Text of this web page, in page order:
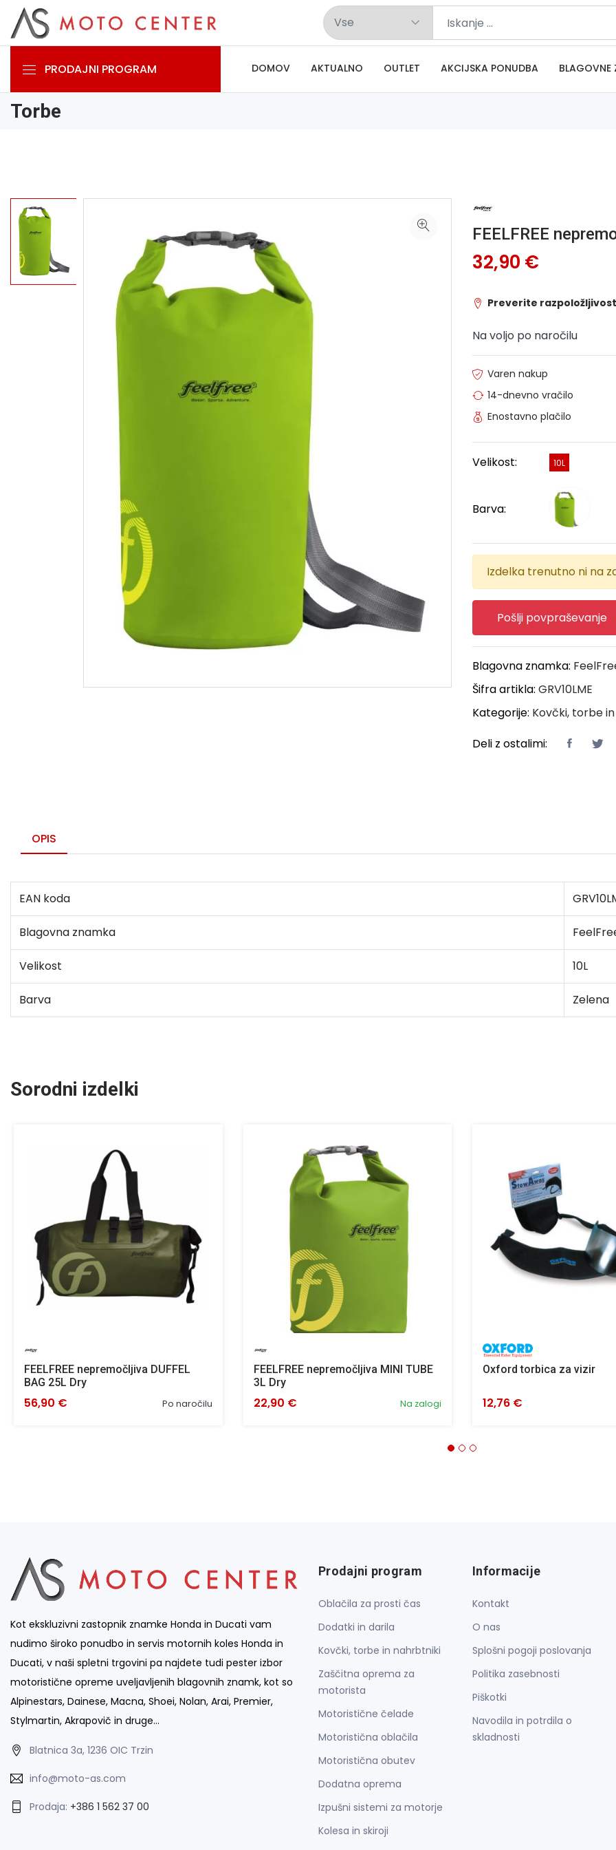
PRODAJNI PROGRAM DOMOV AKTUALNO OUTLET AKCIJSKA PONUDBA BLAGOVNE
Torbe
FEELFREE
32,90 €
Preverite
Na voljo po naročilu
Varen nakup
14-dnevno vračilo
Enostavno plačilo
Velikost: 10L
Barva:
Izdelka trenutno ni na
Pošlji povpraševanje
Blagovna znamka:
Šifra artikla: GRV10LME
Kategorije: Kovčki, torbe
Deli z ostalimi:
OPIS
EAN koda
Blagovna znamka
Velikost 10L
Barva Zelena
Sorodni izdelki
FEELFREE nepremočljiva DUFFEL
BAG 25L Dry
Po naročilu
56,90 €
FEELFREE nepremočljiva MINI TUBE
3L Dry
Na zalogi
22,90 €
Oxford torbica za vizir
12,76 €
Kot ekskluzivni zastopnik znamke Honda in Ducati vam
nudimo široko ponudbo in servis motornih koles Honda in
Ducati, v naši spletni trgovini pa najdete tudi pester izbor
motoristične opreme uveljavljenih blagovnih znamk, kot so
Alpinestars, Dainese, Macna, Shoei, Nolan, Arai, Premier,
Stylmartin, Akrapovič in druge…
Blatnica 3a, 1236 OIC Trzin
info@moto-as.com
Prodaja: +386 1 562 37 00
Prodajni program
Oblačila za prosti čas
Dodatki in darila
Kovčki, torbe in nahrbtniki
Zaščitna oprema za
motorista
Motoristične čelade
Motoristična oblačila
Motoristična obutev
Dodatna oprema
Izpušni sistemi za motorje
Kolesa in skiroji
Informacije
Kontakt
O nas
Splošni pogoji poslovanja
Politika zasebnosti
Piškotki
Navodila in potrdila o
skladnosti